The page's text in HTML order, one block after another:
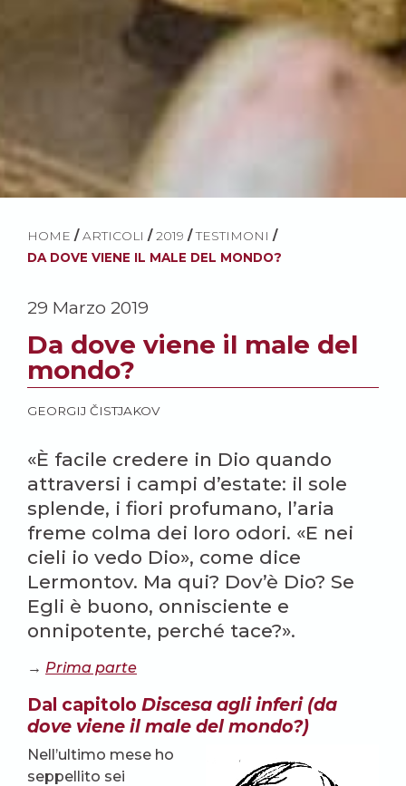
HOME / ARTICOLI / 2019 / TESTIMONI /
DA DOVE VIENE IL MALE DEL MONDO?
29 Marzo 2019
Da dove viene il male del
mondo?
GEORGIJ ČISTJAKOV
«È facile credere in Dio quando
attraversi i campi d’estate: il sole
splende, i fiori profumano, l’aria
freme colma dei loro odori. «E nei
cieli io vedo Dio», come dice
Lermontov. Ma qui? Dov’è Dio? Se
Egli è buono, onnisciente e
onnipotente, perché tace?».
→ Prima parte
Dal capitolo Discesa agli inferi (da
dove viene il male del mondo?)
Nell’ultimo mese ho
seppellito sei